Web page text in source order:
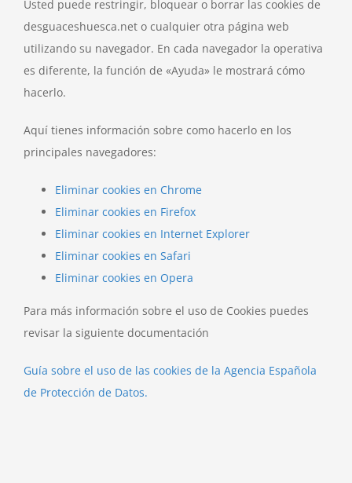
Usted puede restringir, bloquear o borrar las cookies de
desguaceshuesca.net o cualquier otra página web
utilizando su navegador. En cada navegador la operativa
es diferente, la función de «Ayuda» le mostrará cómo
hacerlo.
Aquí tienes información sobre como hacerlo en los
principales navegadores:
Eliminar cookies en Chrome
Eliminar cookies en Firefox
Eliminar cookies en Internet Explorer
Eliminar cookies en Safari
Eliminar cookies en Opera
Para más información sobre el uso de Cookies puedes
revisar la siguiente documentación
Guía sobre el uso de las cookies de la Agencia Española
de Protección de Datos.